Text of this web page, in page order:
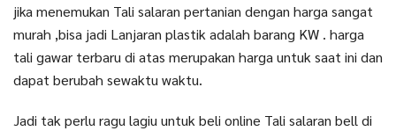
jika menemukan Tali salaran pertanian dengan harga sangat
murah ,bisa jadi Lanjaran plastik adalah barang KW . harga
tali gawar terbaru di atas merupakan harga untuk saat ini dan
dapat berubah sewaktu waktu.
Jadi tak perlu ragu lagiu untuk beli online Tali salaran bell di